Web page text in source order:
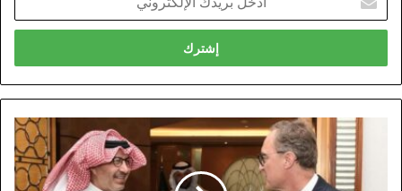
بريدك
الإلكتروني